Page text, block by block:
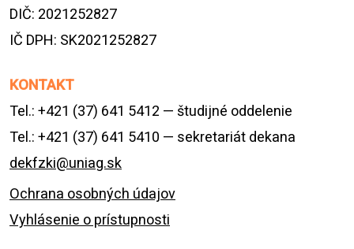
DIČ: 2021252827
IČ DPH: SK2021252827
KONTAKT
Tel.: +421 (37) 641 5412 — študijné oddelenie
Tel.: +421 (37) 641 5410 — sekretariát dekana
dekfzki@uniag.sk
Ochrana osobných údajov
Vyhlásenie o prístupnosti